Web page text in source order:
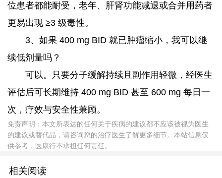
位患者都能耐受，老年、肝肾功能减退或合并用药者
更易出现 ≥3 级毒性。
3、如果 400 mg BID 就已肿瘤缩小，我可以继
续低剂量吗？
可以。只要分子缓解持续且副作用轻微，经医生
评估后可长期维持 400 mg BID 甚至 600 mg 每日一
次，疗效与安全性兼顾。
免责声明：本文所表达的任何关于疾病的建议都不应该被视为医生
的建议或替代品，请咨询您的治疗医生了解更多细节。本站信息仅
供参考，医康行不承担任何责任。
相关阅读